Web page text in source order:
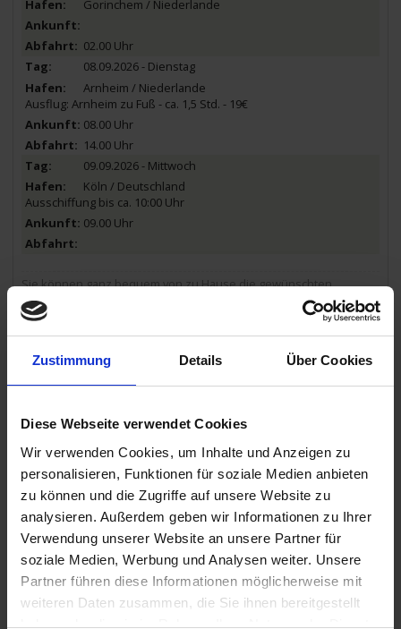
Zustimmung Details Über Cookies
Diese Webseite verwendet Cookies
Wir verwenden Cookies, um Inhalte und Anzeigen zu
personalisieren, Funktionen für soziale Medien anbieten
zu können und die Zugriffe auf unsere Website zu
analysieren. Außerdem geben wir Informationen zu Ihrer
Verwendung unserer Website an unsere Partner für
soziale Medien, Werbung und Analysen weiter. Unsere
Partner führen diese Informationen möglicherweise mit
weiteren Daten zusammen, die Sie ihnen bereitgestellt
haben oder die sie im Rahmen Ihrer Nutzung der Dienste
Gorinchem / Niederlande
02.00 Uhr
08.09.2026 - Dienstag
Arnheim / Niederlande
Ausflug: Arnheim zu Fuß - ca. 1,5 Std. - 19€
08.00 Uhr
14.00 Uhr
09.09.2026 - Mittwoch
Köln / Deutschland
Ausschiffung bis ca. 10:00 Uhr
09.00 Uhr
Sie können ganz bequem von zu Hause die gewünschten
Ausflüge online unter "Mein Phoenix" buchen. Die angegebenen
ca. Preise (Preisänderungen möglich) sind in Euro und pro Person.
Buchung freigeschaltet sind. Natürlich können Sie die Ausflüge
Änderungen im Programmablauf vorbehalten.
Das ausführliche Ausflugsprogramm zu dieser
MS Alena
Leistungen
Extras buchen
Reisedokumente
weitere Termine